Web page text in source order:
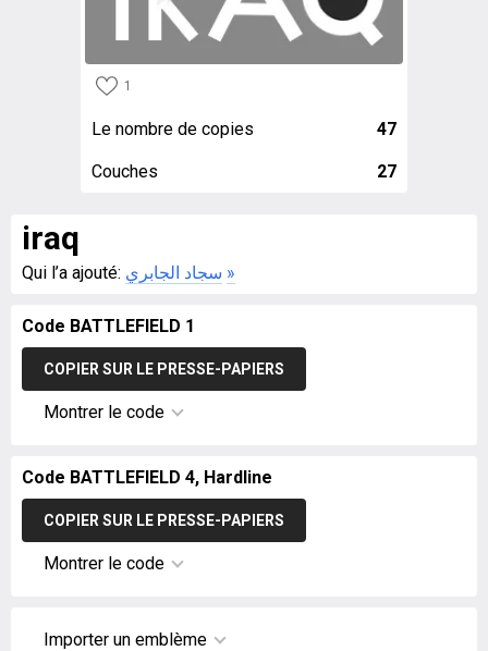
1
Le nombre de copies 47
Couches 27
iraq
Qui l’a ajouté: سجاد الجابري »
Code BATTLEFIELD 1
COPIER SUR LE PRESSE-PAPIERS
Montrer le code
Code BATTLEFIELD 4, Hardline
COPIER SUR LE PRESSE-PAPIERS
Montrer le code
Importer un emblème